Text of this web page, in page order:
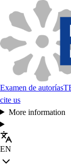
Examen de autorías
cite us
More information
EN